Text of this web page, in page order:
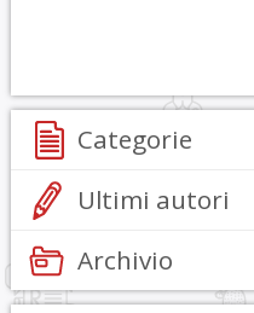
Categorie
Ultimi autori
Archivio